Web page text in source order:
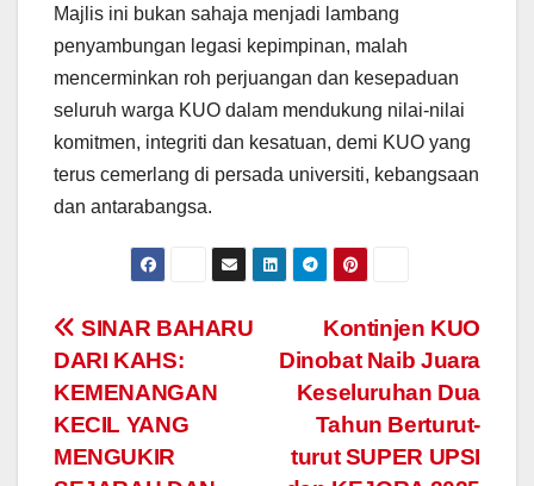
Majlis ini bukan sahaja menjadi lambang
penyambungan legasi kepimpinan, malah
mencerminkan roh perjuangan dan kesepaduan
seluruh warga KUO dalam mendukung nilai-nilai
komitmen, integriti dan kesatuan, demi KUO yang
terus cemerlang di persada universiti, kebangsaan
dan antarabangsa.
Navigasi
kiriman
Kontinjen KUO
Dinobat Naib Juara
Keseluruhan Dua
Tahun Berturut-
turut SUPER UPSI
SINAR BAHARU
DARI KAHS:
KEMENANGAN
KECIL YANG
MENGUKIR